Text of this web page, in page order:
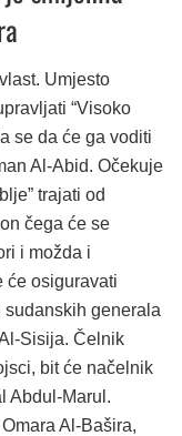
Umjesto
“Visoko
se da će ga voditi
Al-Abid. Očekuje
trajati od
čega će se
i možda i
će osiguravati
generala
Sisija. Čelnik
bit će načelnik
Abdul-Marul.
Al-Bašira,